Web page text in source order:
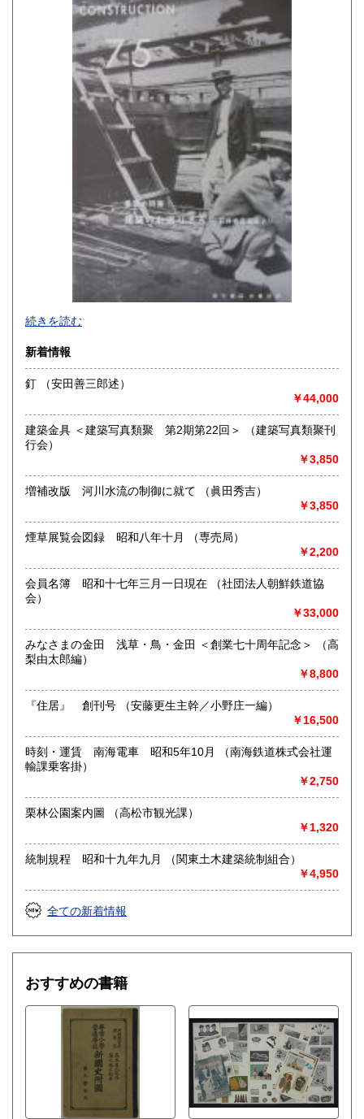
850円 福岡県
1,150円 長崎県
1,150円 大分県
1,150円 鹿児島県
1,500円
■建築土木史と都市史料■
●1996年の創業以来、25年に亘って刊行して参りました弊店
古書目録 『CONSTRUCTION』ですが、店主健康上の都合に
より 第75号 （2021年1月）を最後に途絶いたしております。
現在は刊行再開を目標に、営業を継続しながら養生に励んで
●それまでは、在庫品と新収品のご紹介を『日本の古本屋』サ
イト上で行って参ります。随時更新を予定しておりますの
で、ご蒐集やご研究に是非共ご利用下さい。
沿線名：地下鉄丸の内線・三田線
最寄駅：茗荷谷駅徒歩10分・千石駅徒歩15分 ●健康上の都
合によりお客様のご招待を休止いたしております。恐縮です
はございません。
営業時間：●健康上の都合によりお客様のご招待を休止いたし
ております。恐縮ですが突然のご訪問はご遠慮願います。ま
た、一般書の取り扱いはございません。
定休日：土曜・日曜・祝日
書籍の買取について
●古書・古資料の買取りも行っております。お申し付け下さ
い。
●大変恐縮ですが、健康上の都合により出張買取を休止いたし
ております。宅急便による買取は引き続き行っておりますの
社会科学、自然科学、美術工芸、近代文献
■建築土木史と都市史料■ 【建築史 土木史 都市計画史
災害史 都市史 交通史 郷土史 旧植民地 産業史 博覧
続きを読む
新着情報
釘 （安田善三郎述）
￥44,000
建築金具 ＜建築写真類聚 第2期第22回＞ （建築写真類聚刊
行会）
￥3,850
増補改版 河川水流の制御に就て （眞田秀吉）
￥3,850
煙草展覧会図録 昭和八年十月 （専売局）
￥2,200
会員名簿 昭和十七年三月一日現在 （社団法人朝鮮鉄道協
会）
￥33,000
みなさまの金田 浅草・鳥・金田 ＜創業七十周年記念＞ （高
梨由太郎編）
￥8,800
『住居』 創刊号 （安藤更生主幹／小野庄一編）
￥16,500
時刻・運賃 南海電車 昭和5年10月 （南海鉄道株式会社運
輸課乗客掛）
￥2,750
栗林公園案内圖 （高松市観光課）
￥1,320
統制規程 昭和十九年九月 （関東土木建築統制組合）
￥4,950
全ての新着情報
おすすめの書籍